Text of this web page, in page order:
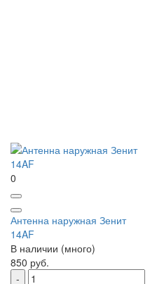
0
Антенна наружная Зенит
14AF
В наличии (много)
850 руб.